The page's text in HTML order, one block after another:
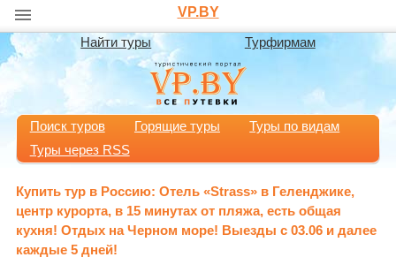
VP.BY
Найти туры Турфирмам
Поиск туров Горящие туры
Туры по видам
Туры через RSS
Купить тур в Россию: Отель «Strass» в Геленджике,
центр курорта, в 15 минутах от пляжа, есть общая
кухня! Отдых на Черном море! Выезды с 03.06 и далее
каждые 5 дней!